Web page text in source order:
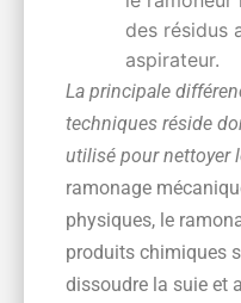
des résidus
aspirateur.
La principale
techniques réside
utilisé pour nettoyer
ramonage
physiques, le
produits chimiques
dissoudre la suie et